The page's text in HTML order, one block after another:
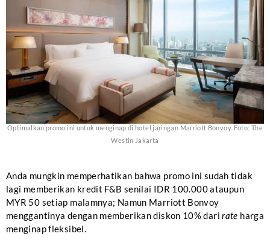
Optimalkan promo ini untuk menginap di hotel jaringan Marriott Bonvoy. Foto: The
Westin Jakarta
Anda mungkin memperhatikan bahwa promo ini sudah tidak
lagi memberikan kredit F&B senilai IDR 100.000 ataupun
MYR 50 setiap malamnya; Namun Marriott Bonvoy
menggantinya dengan memberikan diskon 10% darirate harga
menginap fleksibel.